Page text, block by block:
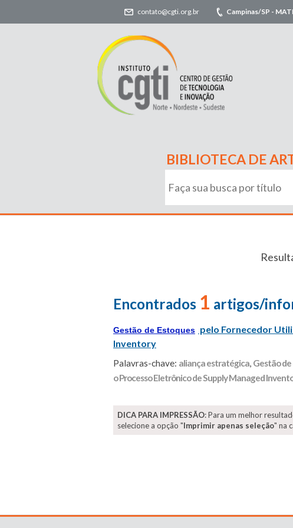
contato@cgti.org.br Campinas/SP -
BIBLIOTECA DE
Encontrados 1 artigos/
Gestão de Estoques pelo Fornecedor
Inventory
Palavras-chave: aliança estratégica, Gestão
o Processo Eletrônico de Supply Managed
DICA PARA IMPRESSÃO: Para um melhor
selecione a opção "Imprimir apenas seleção" na